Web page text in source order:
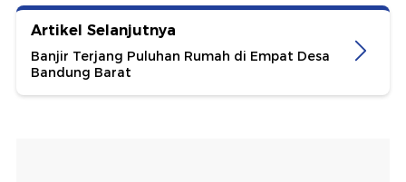
Artikel Selanjutnya
Banjir Terjang Puluhan Rumah di Empat Desa
Bandung Barat